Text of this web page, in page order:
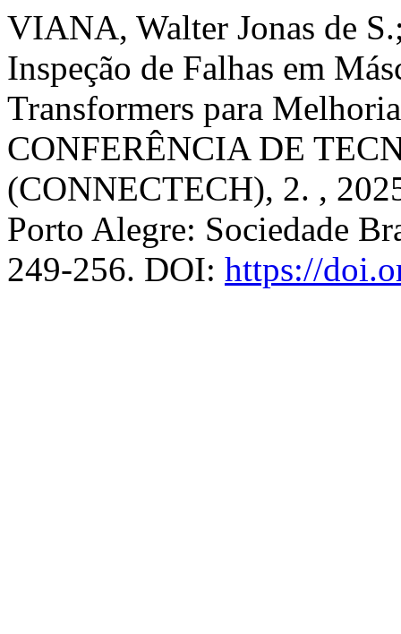
VIANA, Walter Jonas de
Inspeção de Falhas em
Transformers para
CONFERÊNCIA DE
(CONNECTECH), 2. ,
Porto Alegre: Sociedade
249-256. DOI: https://